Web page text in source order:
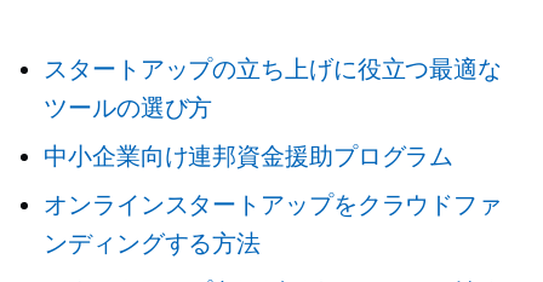
スタートアップの立ち上げに役立つ最適な
ツールの選び方
中小企業向け連邦資金援助プログラム
オンラインスタートアップをクラウドファ
ンディングする方法